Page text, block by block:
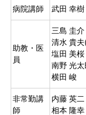
病院講師 武田 幸樹
助教・医
員
三島 圭介
清水 貴
塩田 美桜
南野 光太
横田 峻
非常勤講
師
内藤 英二
相本 隆幸